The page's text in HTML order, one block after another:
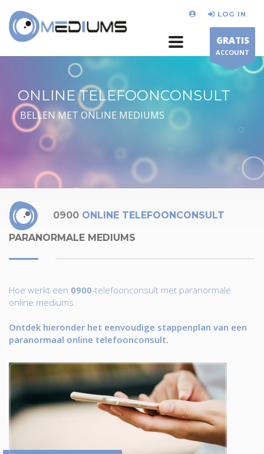
LOG IN
GRATIS
ACCOUNT
ONLINE TELEFOONCONSULT
BELLEN MET ONLINE MEDIUMS
0900 ONLINE TELEFOONCONSULT
PARANORMALE MEDIUMS
Hoe werkt een 0900-telefoonconsult met paranormale
online mediums.
Ontdek hieronder het eenvoudige stappenplan van een
paranormaal online telefoonconsult.